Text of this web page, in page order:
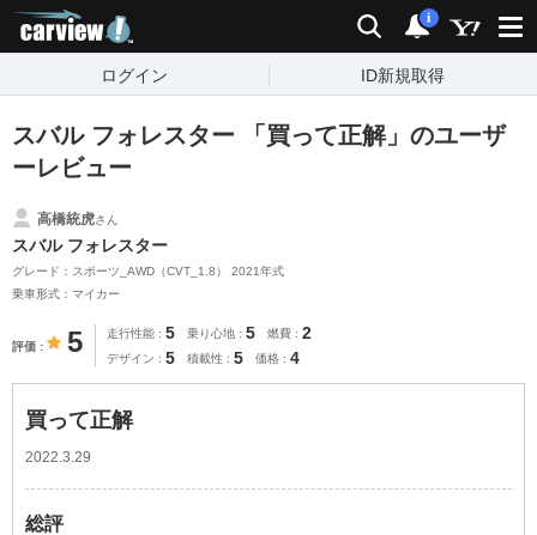
検索 通知
i
ログイン ID新規取得
スバル フォレスター 「買って正解」のユーザ
ーレビュー
高橋統虎さん
スバル フォレスター
グレード：スポーツ_AWD（CVT_1.8） 2021年式
乗車形式：マイカー
評価 5 走行性能 5 乗り心地 5 燃費 2
デザイン 5 積載性 5 価格 4
買って正解
2022.3.29
総評